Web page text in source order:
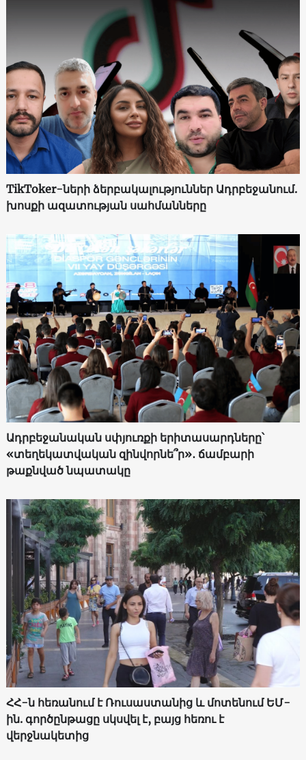
TikToker-ների ձերբակալություններ Ադրբեջանում.
խոսքի ազատության սահմանները
Ադրբեջանական սփյուռքի երիտասարդները՝
«տեղեկատվական զինվորնե՞ր»․ ճամբարի
թաքնված նպատակը
ՀՀ-ն հեռանում է Ռուսաստանից և մոտենում ԵՄ-
ին. գործընթացը սկսվել է, բայց հեռու է
վերջնակետից